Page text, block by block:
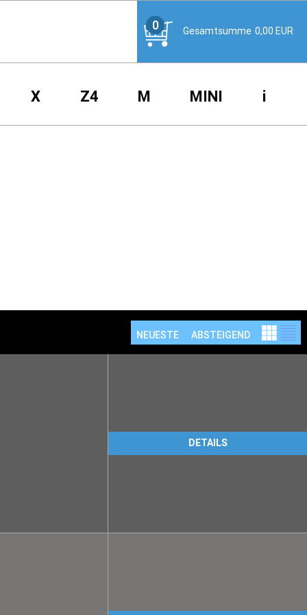
0 Gesamtsumme 0,00 EUR
X Z4 M MINI i
NEUESTE ABSTEIGEND
DETAILS